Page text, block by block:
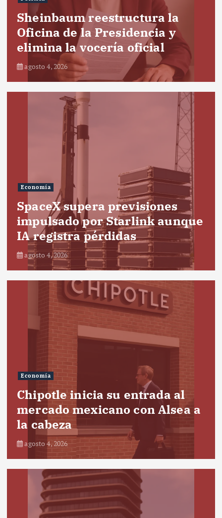
Sheinbaum reestructura la
Oficina de la Presidencia y
elimina la vocería oficial
agosto 4, 2026
Economía
SpaceX supera previsiones
impulsado por Starlink aunque
IA registra pérdidas
agosto 4, 2026
Economía
Chipotle inicia su entrada al
mercado mexicano con Alsea a
la cabeza
agosto 4, 2026